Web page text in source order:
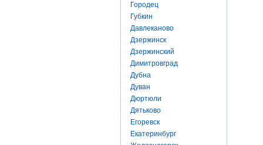
Городец
Губкин
Давлеканово
Дзержинск
Дзержинский
Димитровград
Дубна
Дуван
Дюртюли
Дятьково
Егоревск
Екатеринбург